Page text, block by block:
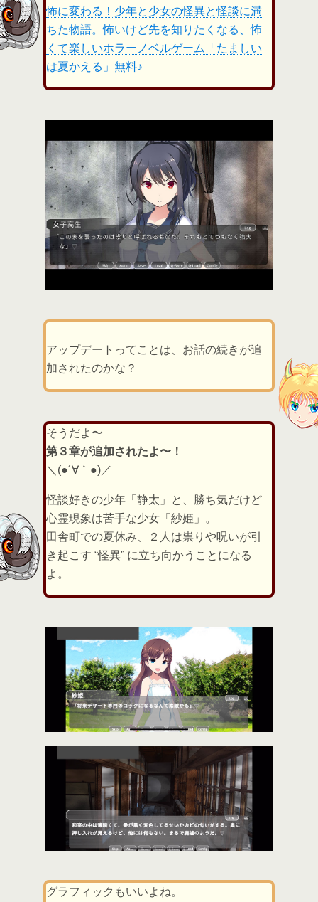
怖に変わる！少年と少女の怪異と怪談に満
ちた物語。怖いけど先を知りたくなる、怖
くて楽しいホラーノベルゲーム「たましい
は夏かえる」無料♪
アップデートってことは、お話の続きが追
加されたのかな？
そうだよ〜
第３章が追加されたよ〜！
＼(●´∀｀●)／
怪談好きの少年「静太」と、勝ち気だけど
心霊現象は苦手な少女「紗姫」。
田舎町での夏休み、２人は祟りや呪いが引
き起こす “怪異” に立ち向かうことになる
よ。
グラフィックもいいよね。